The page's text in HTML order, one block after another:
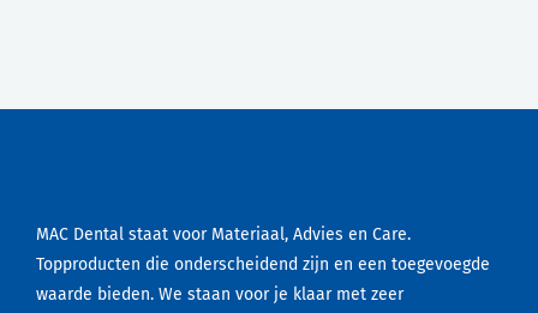
MAC Dental staat voor Materiaal, Advies en Care.
Topproducten die onderscheidend zijn en een toegevoegde
waarde bieden. We staan voor je klaar met zeer